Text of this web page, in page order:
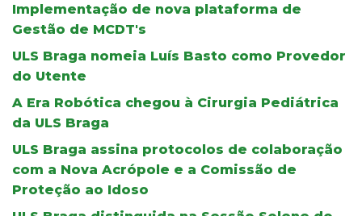
Implementação de nova plataforma de
Gestão de MCDT's
ULS Braga nomeia Luís Basto como Provedor
do Utente
A Era Robótica chegou à Cirurgia Pediátrica
da ULS Braga
ULS Braga assina protocolos de colaboração
com a Nova Acrópole e a Comissão de
Proteção ao Idoso